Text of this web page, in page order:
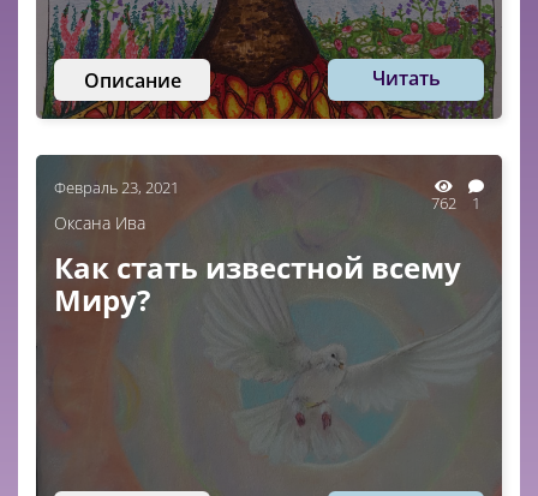
Описание Читать
Февраль 23, 2021
762 1
Оксана Ива
Как стать известной всему
Миру?